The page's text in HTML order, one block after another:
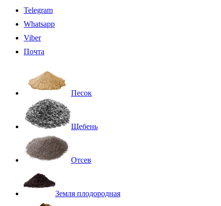
Telegram
Whatsapp
Viber
Почта
Песок
Щебень
Отсев
Земля плодородная